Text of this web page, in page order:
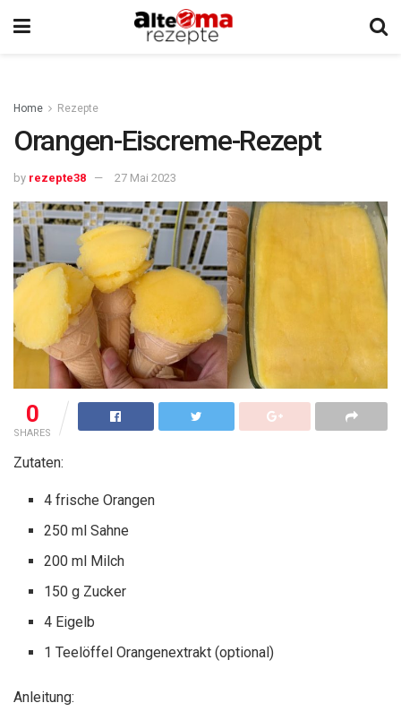
Home Rezepte
Orangen-Eiscreme-Rezept
by rezepte38 27 Mai 2023
0
SHARES
Zutaten:
4 frische Orangen
250 ml Sahne
200 ml Milch
150 g Zucker
4 Eigelb
1 Teelöffel Orangenextrakt (optional)
Anleitung: